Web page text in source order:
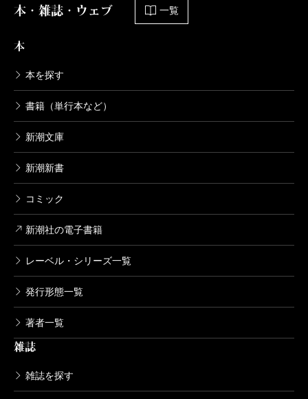
本・雑誌・ウェブ 一覧
本
本を探す
書籍（単行本など）
新潮文庫
新潮新書
コミック
新潮社の電子書籍
レーベル・シリーズ一覧
発行形態一覧
著者一覧
雑誌
雑誌を探す